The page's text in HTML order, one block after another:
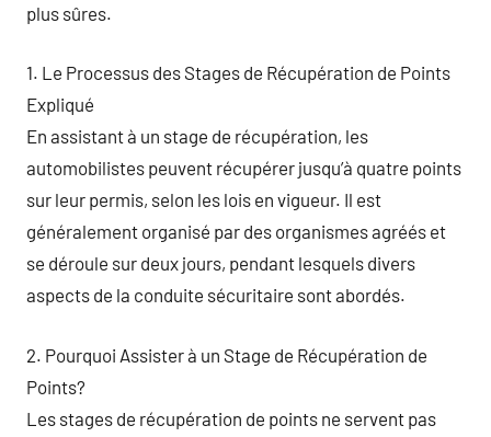
plus sûres.
1. Le Processus des Stages de Récupération de Points
Expliqué
En assistant à un stage de récupération, les
automobilistes peuvent récupérer jusqu’à quatre points
sur leur permis, selon les lois en vigueur. Il est
généralement organisé par des organismes agréés et
se déroule sur deux jours, pendant lesquels divers
aspects de la conduite sécuritaire sont abordés.
2. Pourquoi Assister à un Stage de Récupération de
Points?
Les stages de récupération de points ne servent pas